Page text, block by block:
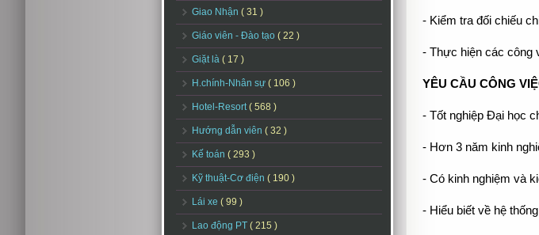
Giao Nhận ( 31 )
Giáo viên - Đào tạo ( 22 )
Giặt là ( 17 )
H.chính-Nhân sự ( 106 )
Hotel-Resort( 568 )
Hướng dẫn viên ( 32 )
Kế toán ( 293 )
Kỹ thuật-Cơ điện ( 190 )
Lái xe ( 99 )
Lao động PT ( 215 )
- Kiểm tra đối chiếu
- Thực hiện các công
YÊU CẦU CÔNG
- Tốt nghiệp Đại học
- Hơn 3 năm kinh
- Có kinh nghiệm và
- Hiểu biết về hệ